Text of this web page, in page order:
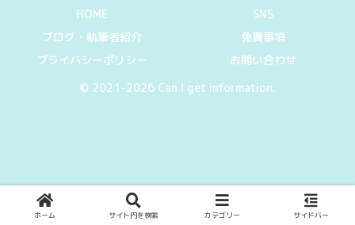
HOME
SNS
ブログ・執筆者紹介
免責事項
プライバシーポリシー
お問い合わせ
© 2021-2026 Can I get information.
ホーム サイト内を検索 カテゴリー サイドバー